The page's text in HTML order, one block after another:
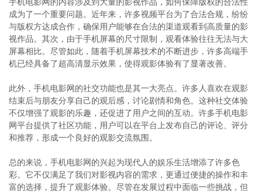
成为了一个重要问题。近年来，许多视频平台为了合法合规，纷纷
与版权方达成合作，确保用户能够在合法的渠道观看到高质量的影
视作品。其次，由于手机屏幕的尺寸限制，观看体验往往无法与大
屏幕相比。尽管如此，随着手机屏幕技术的不断进步，许多高端手
机已经具备了超高清显示效果，使得观影体验有了显著改善。
此外，手机电影网的社交功能也是其一大亮点。许多人喜欢在观影
结束后与朋友分享自己的观后感，讨论剧情和角色。这种社交体验
不仅增强了观影的乐趣，还促进了用户之间的互动。许多手机电影
网平台提供了社区功能，用户可以在平台上发布自己的评论、评分
和推荐，形成一个良好的观影交流氛围。
总的来说，手机电影网的兴起为现代人的娱乐生活增添了许多色
彩。它不仅满足了我们对影视内容的需求，更通过便捷的操作和丰
富的选择，提升了观影体验。尽管在发展过程中面临一些挑战，但